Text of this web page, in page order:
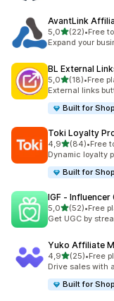
AvantLink
5,0av 5 stjerner
(22)
Totalt 22 omtaler
•Free
Expand your
BL External
5,0av 5 stjerner
(18)
Totalt 18 omtaler
•Free
External links
Built for
Toki Loyalty
4,9av 5 stjerner
(84)
Totalt 84 omtaler
•Free
Dynamic loyalty
Built for
IGF ‑
5,0av 5 stjerner
(52)
Totalt 52 omtaler
•Free
Get UGC by
Yuko Affiliate
4,9av 5 stjerner
(25)
Totalt 25 omtaler
•Free
Drive sales with
Built for